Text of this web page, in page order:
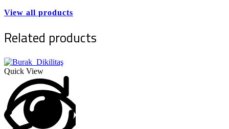
View all products
Related products
Quick View